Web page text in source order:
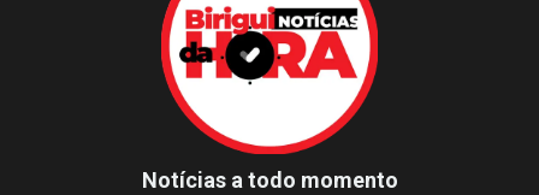
Notícias a todo momento